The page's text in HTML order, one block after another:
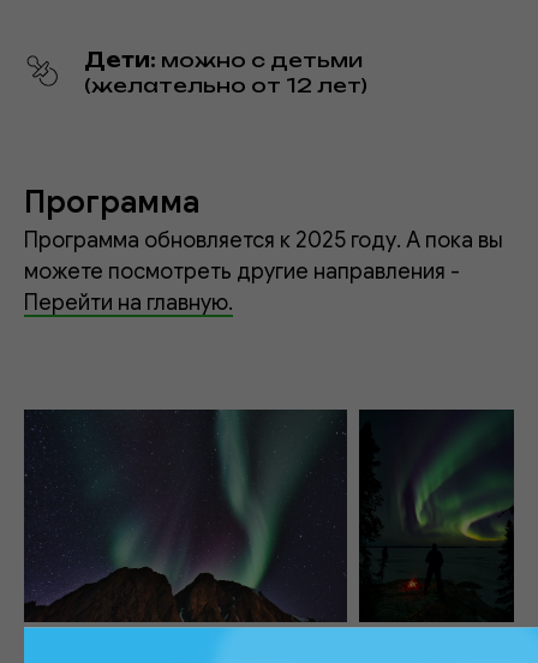
Дети: можно с детьми
(желательно от 12 лет)
Программа
Программа обновляется к 2025 году. А пока вы
можете посмотреть другие направления -
Перейти на главную.